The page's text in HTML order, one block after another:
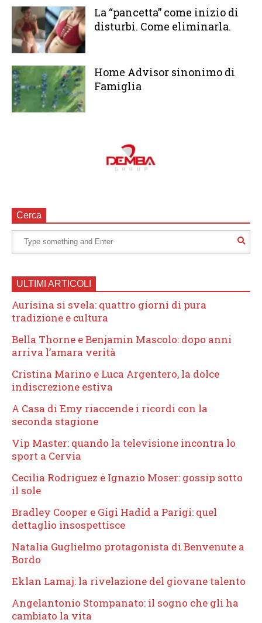
La “pancetta” come inizio di
disturbi. Come eliminarla.
Home Advisor sinonimo di
Famiglia
Cerca
ULTIMI ARTICOLI
Aurisina si svela: quattro giorni di pura
tradizione e cultura
Bella Thorne e Benjamin Mascolo: dopo anni
arriva l’amara verità
Cristina Marino e Luca Argentero, la dolce
indiscrezione estiva
A Casa di Emy riaccende i ricordi con la
seconda stagione
Vip Master: quando la televisione incontra lo
sport a Cervia
Cecilia Rodriguez e Ignazio Moser: gossip sotto
il sole
Bradley Cooper e Gigi Hadid a Parigi: quel
dettaglio insospettisce
Natalia Guglielmo protagonista di Benvenute a
Bordo
Eklan Lamaj: la rivelazione del giovane talento
Angelantonio Stompanato: il sogno che gli ha
cambiato la vita